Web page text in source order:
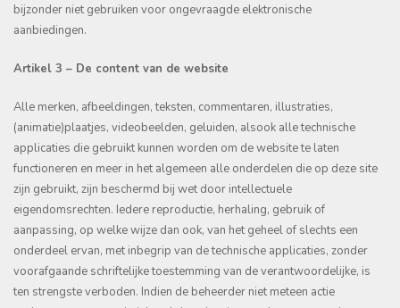
bijzonder niet gebruiken voor ongevraagde elektronische
aanbiedingen.
Artikel 3 – De content van de website
Alle merken, afbeeldingen, teksten, commentaren, illustraties,
(animatie)plaatjes, videobeelden, geluiden, alsook alle technische
applicaties die gebruikt kunnen worden om de website te laten
functioneren en meer in het algemeen alle onderdelen die op deze site
zijn gebruikt, zijn beschermd bij wet door intellectuele
eigendomsrechten. Iedere reproductie, herhaling, gebruik of
aanpassing, op welke wijze dan ook, van het geheel of slechts een
onderdeel ervan, met inbegrip van de technische applicaties, zonder
voorafgaande schriftelijke toestemming van de verantwoordelijke, is
ten strengste verboden. Indien de beheerder niet meteen actie